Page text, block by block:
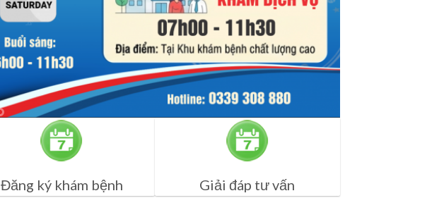
Đăng ký khám bệnh Giải đáp tư vấn